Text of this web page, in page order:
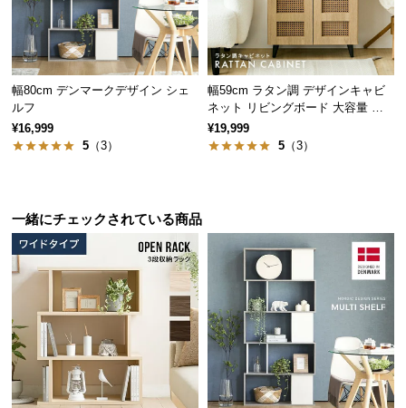
ャ
ン
セ
ル
に
い
て
証
に
会
員
使い勝手の良いサイズ感のため、アイディア次第で
色々な使い方が可能。より快適な空間を造り出しま
す。
ディスプレイラックとして
幅80cm デンマークデザイン シェ
ルフ
¥16,999
5 （3）
幅59cm ラタン調 デザインキャビ
ネット リビングボード 大容量 可
動棚
¥19,999
5 （3）
一緒にチェックされている商品